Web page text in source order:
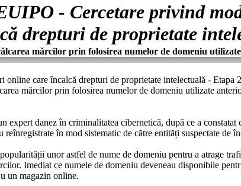
- Cercetare privind
drepturi de proprietate
mărcilor prin folosirea numelor de domeniu
online care încalcă drepturi de proprietate intelectuală - Etapa 2
mărcilor prin folosirea numelor de domeniu utilizate
expert danez în criminalitatea cibernetică, după ce a
în mod sistematic de către entități suspectate de
unor astfel de nume de domeniu pentru a atrage
Imediat ce numele de domeniu deveneau disponibile
un magazin online.